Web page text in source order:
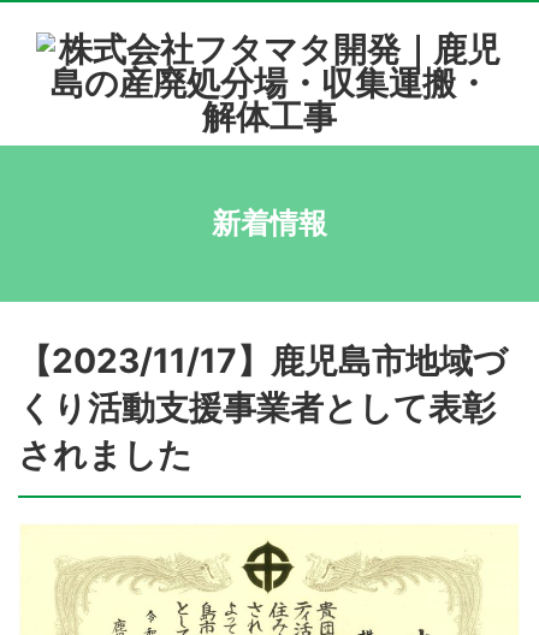
新着情報
【2023/11/17】鹿児島市地域づ
くり活動支援事業者として表彰
されました